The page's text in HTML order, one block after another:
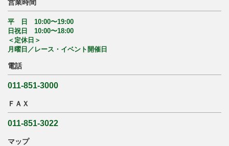
営業時間
平 日 10:00〜19:00
日祝日 10:00〜18:00
＜定休日＞
月曜日／レース・イベント開催日
電話
011-851-3000
ＦＡＸ
011-851-3022
マップ